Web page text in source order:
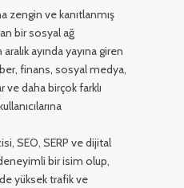
zengin ve kanıtlanmış
bir sosyal ağ
ayında yayına giren
finans, sosyal medya,
daha birçok farklı
SEO, SERP ve dijital
bir isim olup,
yüksek trafik ve